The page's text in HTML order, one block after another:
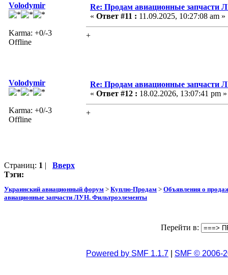
Volodymir
Karma: +0/-3
Offline
Re: Продам авиационные запчасти
« Ответ #11 : 11.09.2025, 10:27:08 am »
+
Volodymir
Karma: +0/-3
Offline
Re: Продам авиационные запчасти
« Ответ #12 : 18.02.2026, 13:07:41 pm »
+
Страниц: 1 | Вверх
Тэги:
Украинский авиационный форум > Куплю-Продам > Объявления о
авиационные запчасти ЛУН. Фильтроэлементы
Перейти в:
Powered by SMF 1.1.7 SMF © 2006-